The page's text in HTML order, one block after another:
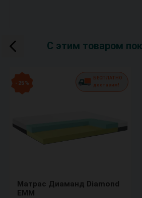
С этим товаром
- 25 %
БЕСПЛАТНО
доставим!
Матрас Диаманд Diamond
ЕММ